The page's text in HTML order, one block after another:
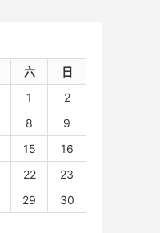
六
日
1
2
8
9
15
16
22
23
29
30